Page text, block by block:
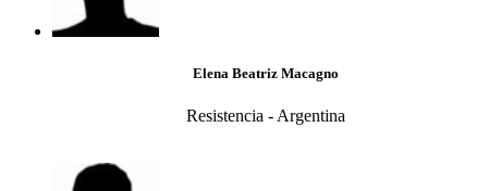
Elena Beatriz Macagno
Resistencia - Argentina